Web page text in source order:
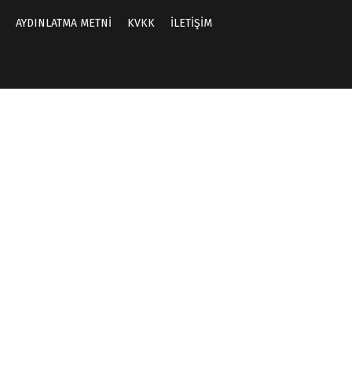
AYDINLATMA METNİ KVKK İLETİŞİM